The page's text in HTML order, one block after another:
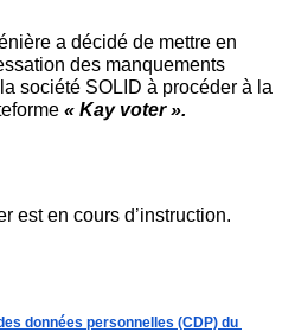
a décidé de mettre en
des manquements
société SOLID à procéder à la
« Kay voter ».
est en cours d’instruction.
données personnelles (CDP) du